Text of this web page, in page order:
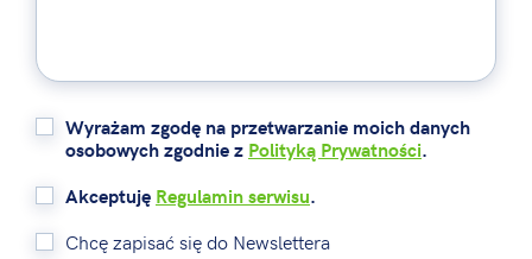
Wyrażam zgodę na przetwarzanie moich danych
osobowych zgodnie z Polityką Prywatności.
Akceptuję Regulamin serwisu.
Chcę zapisać się do Newslettera